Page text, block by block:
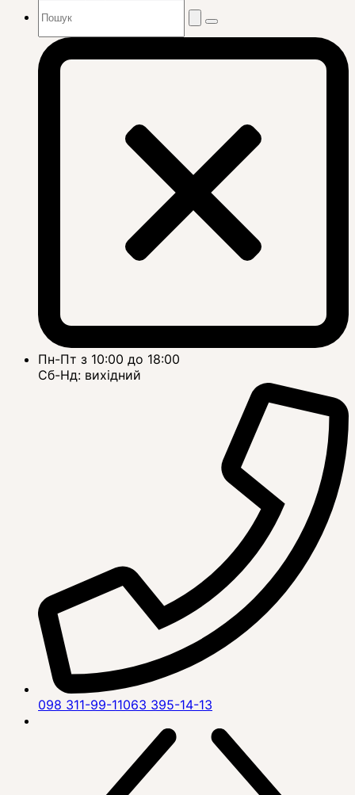
Пн-Пт з 10:00 до 18:00
Сб-Нд: вихідний
098 311-99-11063 395-14-13